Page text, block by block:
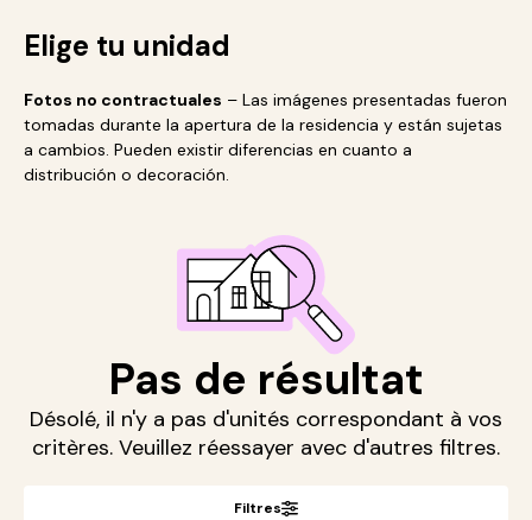
Elige tu unidad
Fotos no contractuales – Las imágenes presentadas fueron
tomadas durante la apertura de la residencia y están sujetas
a cambios. Pueden existir diferencias en cuanto a
distribución o decoración.
Pas de résultat
Désolé, il n'y a pas d'unités correspondant à vos
critères. Veuillez réessayer avec d'autres filtres.
Filtres